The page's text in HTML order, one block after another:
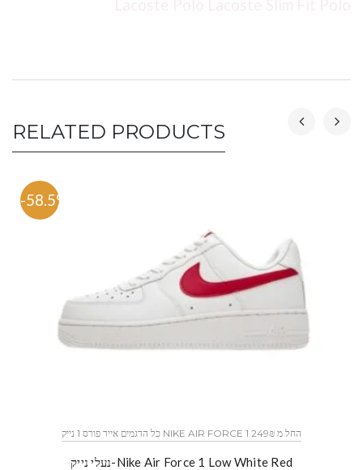
RELATED PRODUCTS
-58.5%
כל הדגמים אייר פורס 1 נייק NIKE AIR FORCE 1 החל מ 249₪
נעלי נייק-Nike Air Force 1 Low White Red